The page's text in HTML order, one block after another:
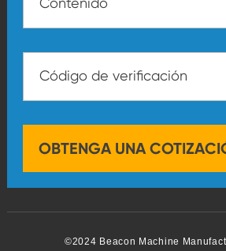
©2024 Beacon Machine